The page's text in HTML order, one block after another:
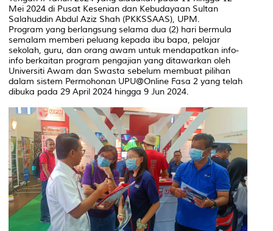
Mei 2024 di Pusat Kesenian dan Kebudayaan Sultan
Salahuddin Abdul Aziz Shah (PKKSSAAS), UPM.
Program yang berlangsung selama dua (2) hari bermula
semalam memberi peluang kepada ibu bapa, pelajar
sekolah, guru, dan orang awam untuk mendapatkan info-
info berkaitan program pengajian yang ditawarkan oleh
Universiti Awam dan Swasta sebelum membuat pilihan
dalam sistem Permohonan UPU@Online Fasa 2 yang telah
dibuka pada 29 April 2024 hingga 9 Jun 2024.